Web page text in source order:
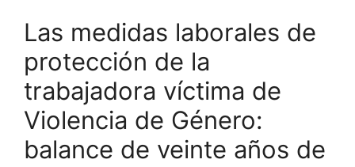
Las medidas laborales de
protección de la
trabajadora víctima de
Violencia de Género:
balance de veinte años de